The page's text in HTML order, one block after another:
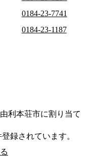
0184-23-7741
0184-23-1187
利本荘市に割り当て
録されています。